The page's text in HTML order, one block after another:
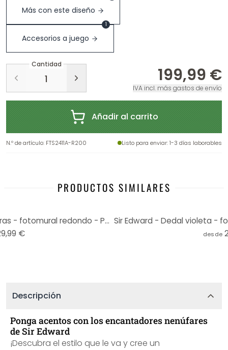
Más con este diseño
Accesorios a juego
1
Cantidad
199,99 €
IVA incl. más gastos de envío
Añadir al carrito
N.º de artículo: FTS2411A-R200 Listo para enviar: 1-3 días laborables
PRODUCTOS SIMILARES
Sir Edward - Flores encantadoras - fotomural redondo - Papel pintado autoadhesivo/no tejido
€
desde
Descripción
Ponga acentos con los encantadores nenúfares
de Sir Edward
¡Descubra el estilo que le va y cree un